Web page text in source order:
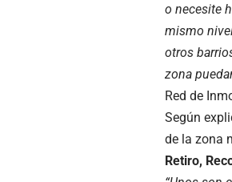
o necesite
mismo
otros
zona
Red de
Según
de la zona
Retiro,